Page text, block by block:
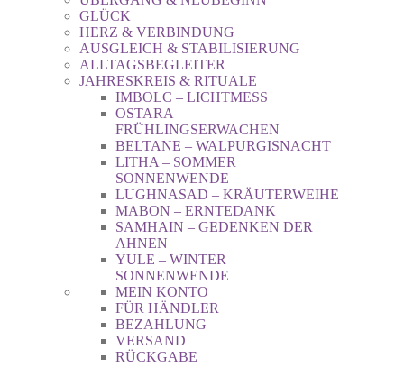
GLÜCK
HERZ & VERBINDUNG
AUSGLEICH & STABILISIERUNG
ALLTAGSBEGLEITER
JAHRESKREIS & RITUALE
IMBOLC – LICHTMESS
OSTARA –
FRÜHLINGSERWACHEN
BELTANE – WALPURGISNACHT
LITHA – SOMMER
SONNENWENDE
LUGHNASAD – KRÄUTERWEIHE
MABON – ERNTEDANK
SAMHAIN – GEDENKEN DER
AHNEN
YULE – WINTER
SONNENWENDE
MEIN KONTO
FÜR HÄNDLER
BEZAHLUNG
VERSAND
RÜCKGABE